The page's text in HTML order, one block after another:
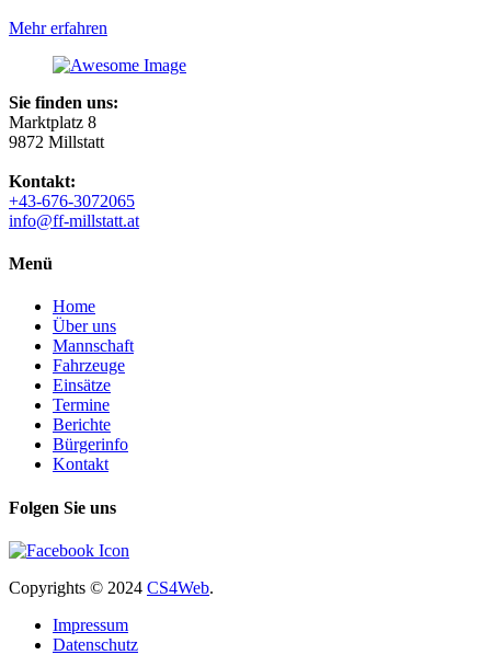
Mehr erfahren
Sie finden uns:
Marktplatz 8
9872 Millstatt
Kontakt:
+43-676-3072065
info@ff-millstatt.at
Menü
Home
Über uns
Mannschaft
Fahrzeuge
Einsätze
Termine
Berichte
Bürgerinfo
Kontakt
Folgen Sie uns
Copyrights © 2024 CS4Web.
Impressum
Datenschutz